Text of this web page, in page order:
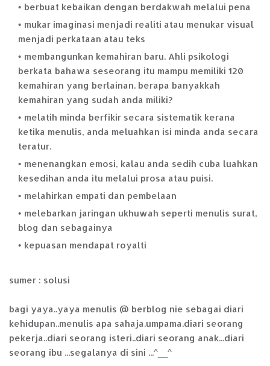
berbuat kebaikan dengan berdakwah melalui pena
mukar imaginasi menjadi realiti atau menukar visual
menjadi perkataan atau teks
membangunkan kemahiran baru. Ahli psikologi
berkata bahawa seseorang itu mampu memiliki 120
kemahiran yang berlainan. berapa banyakkah
kemahiran yang sudah anda miliki?
melatih minda berfikir secara sistematik kerana
ketika menulis, anda meluahkan isi minda anda secara
teratur.
menenangkan emosi, kalau anda sedih cuba luahkan
kesedihan anda itu melalui prosa atau puisi.
melahirkan empati dan pembelaan
melebarkan jaringan ukhuwah seperti menulis surat,
blog dan sebagainya
kepuasan mendapat royalti
sumer : solusi
bagi yaya..yaya menulis @ berblog nie sebagai diari
kehidupan..menulis apa sahaja.umpama.diari seorang
pekerja..diari seorang isteri..diari seorang anak...diari
seorang ibu ...segalanya di sini ...^__^